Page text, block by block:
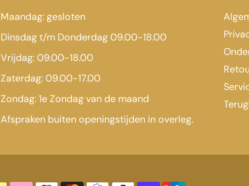
Maandag: gesloten
Dinsdag t/m Donderdag 09.00-18.00
Vrijdag: 09.00-18.00
Zaterdag: 09.00-17.00
Zondag: 1e Zondag van de maand
Afspraken buiten openingstijden in overleg.